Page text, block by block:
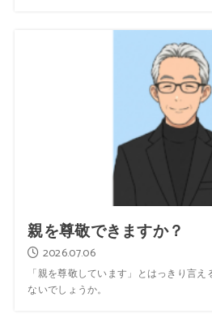
親を尊敬できますか？
2026.07.06
「親を尊敬しています」とはっきり言
ないでしょうか。